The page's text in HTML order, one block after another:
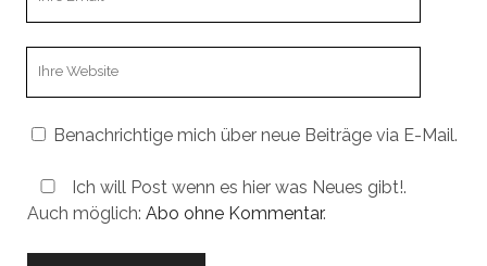
Benachrichtige mich über neue Beiträge via E-Mail.
Ich will Post wenn es hier was Neues gibt!.
Auch möglich: Abo ohne Kommentar.